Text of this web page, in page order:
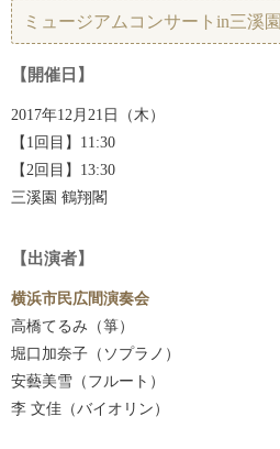
ミュージアムコンサートin三溪園
【開催日】
2017年12月21日（木）
【1回目】11:30
【2回目】13:30
三溪園 鶴翔閣
【出演者】
横浜市民広間演奏会
高橋てるみ（箏）
堀口加奈子（ソプラノ）
安藝美雪（フルート）
李 文佳（バイオリン）